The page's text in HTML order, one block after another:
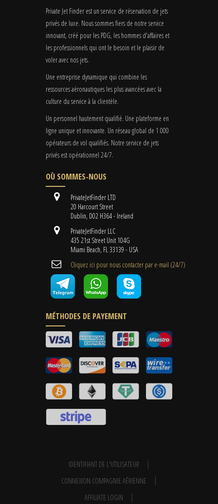
Private Jet Finder est un service de réservation de jets
privés de luxe. Nous sommes fiers de notre service
innovant, créé pour les PDG, les hommes d'affaires et
les professionnels qui ont le besoin et le plaisir de
voler avec nos jets.
Une entreprise dynamique qui combine les
ressources aéronautiques les plus avancées avec la
culture du service à la clientèle.
Un personnel hautement qualifié. Une plateforme en
ligne unique et innovante. Un réseau global de 1 000
opérateurs de vol qualifiés. Notre service de jets
privés est opérationnel 24/7.
OÙ SOMMES-NOUS
PrivateJetFinder LTD
20 Harcourt Street
Dublin, D02 H364 - Ireland
PrivateJetFinder LLC
435 21st Street Unit 104G
Miami Beach, FL 33139 - USA
Cliquez ici pour nous contacter par e-mail (24/7)
MÉTHODES DE PAYEMENT
IDENTIFIANT DE L'UTILISATEUR
CONNEXION COMPAGNIE AÉRIENNE
AFFILIATE LOGIN